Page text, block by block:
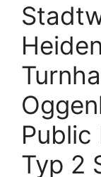
Public
Typ 2